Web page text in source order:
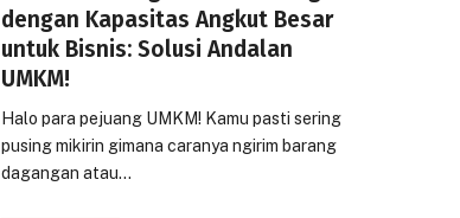
dengan Kapasitas Angkut Besar
untuk Bisnis: Solusi Andalan
UMKM!
Halo para pejuang UMKM! Kamu pasti sering
pusing mikirin gimana caranya ngirim barang
dagangan atau…